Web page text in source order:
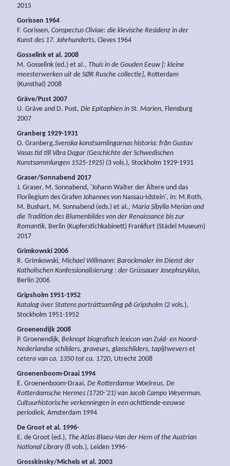
2015
Gorissen 1964
F. Gorissen, Conspectus Cliviae: die klevische Residenz in der
Kunst des 17. Jahrhunderts, Cleves 1964
Gosselink et al. 2008
M. Gosselink (ed.) et al., Thuis in de Gouden Eeuw [: kleine
meesterwerken uit de SØR Rusche collectie], Rotterdam
(Kunsthal) 2008
Gräve/Pust 2007
U. Gräve and D. Pust, Die Epitaphien in St. Marien, Flensburg
2007
Granberg 1929-1931
O. Granberg,Svenska konstsamlingarnas historia: från Gustav
Vasas tid till Våra Dagar (Geschichte der Schwedischen
Kunstsammlungen 1525-1925) (3 vols.), Stockholm 1929-1931
Graser/Sonnabend 2017
J. Graser, M. Sonnabend, 'Johann Walter der Ältere und das
Florilegium des Grafen Johannes von Nassau-Idstein', in: M.Roth,
M. Bushart, M. Sonnabend (eds.) et al., Maria Sibylla Merian und
die Tradition des Blumenbildes von der Renaissance bis zur
Romantik, Berlin (Kupferstichkabinett) Frankfurt (Städel Museum)
2017
Grimkowski 2006
R. Grimkowski, Michael Willmann: Barockmaler im Dienst der
Katholischen Konfessionalisierung : der Grüssauer Josephszyklus,
Berlin 2006
Gripsholm 1951-1952
Katalog över Statens porträttsamling på Gripsholm (2 vols.),
Stockholm 1951-1952
Groenendijk 2008
P. Groenendijk, Beknopt biografisch lexicon van Zuid- en Noord-
Nederlandse schilders, graveurs, glasschilders, tapijtwevers et
cetera van ca. 1350 tot ca. 1720, Utrecht 2008
Groenenboom-Draai 1994
E. Groenenboom-Draai, De Rotterdamse Woelreus. De
Rotterdamsche Hermes (1720-'21) van Jacob Campo Weyerman.
Cultuurhistorische verkenningen in een achttiende-eeuwse
periodiek, Amsterdam 1994
De Groot et al. 1996-
E. de Groot (ed.), The Atlas Blaeu-Van der Hem of the Austrian
National Library(8 vols.), Leiden 1996-
Grosskinsky/Michels et al. 2003